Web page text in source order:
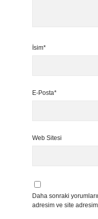
İsim*
E-Posta*
Web Sitesi
Daha sonraki
adresim ve site